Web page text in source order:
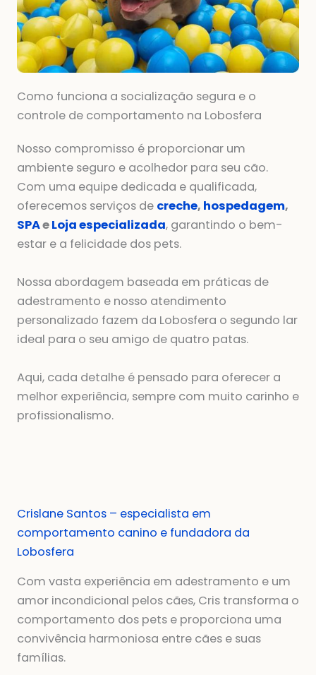
Como funciona a socialização segura e o
controle de comportamento na Lobosfera
Nosso compromisso é proporcionar um
ambiente seguro e acolhedor para seu cão.
Com uma equipe dedicada e qualificada,
oferecemos serviços de creche, hospedagem,
SPAeLoja especializada, garantindo o bem-
estar e a felicidade dos pets.
Nossa abordagem baseada em práticas de
adestramento e nosso atendimento
personalizado fazem da Lobosfera o segundo lar
ideal para o seu amigo de quatro patas.
Aqui, cada detalhe é pensado para oferecer a
melhor experiência, sempre com muito carinho e
profissionalismo.
Crislane Santos – especialista em
comportamento canino e fundadora da
Lobosfera
Com vasta experiência em adestramento e um
amor incondicional pelos cães, Cris transforma o
comportamento dos pets e proporciona uma
convivência harmoniosa entre cães e suas
famílias.